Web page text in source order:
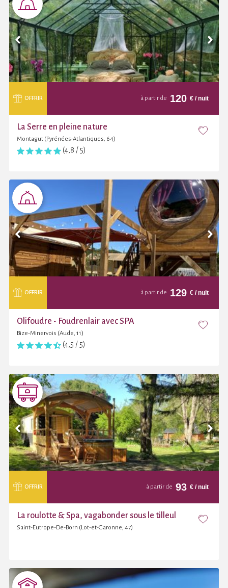
OFFRIR à partir de 120 € / nuit
La Serre en pleine nature
Montagut (Pyrénées-Atlantiques, 64)
(4,8 / 5)
OFFRIR à partir de 129 € / nuit
Olifoudre - Foudrenlair avec SPA
Bize-Minervois (Aude, 11)
(4,5 / 5)
OFFRIR à partir de 93 € / nuit
La roulotte & Spa, vagabonder sous le tilleul
Saint-Eutrope-De-Born (Lot-et-Garonne, 47)